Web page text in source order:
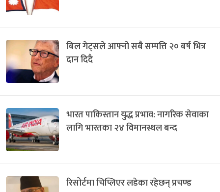
बिल गेट्सले आफ्नो सबै सम्पत्ति २० बर्ष भित्र
दान दिदै
भारत पाकिस्तान युद्ध प्रभाव: नागरिक सेवाका
लागि भारतका २४ विमानस्थल बन्द
रिसोर्टमा चिप्लिएर लडेका रहेछन् प्रचण्ड